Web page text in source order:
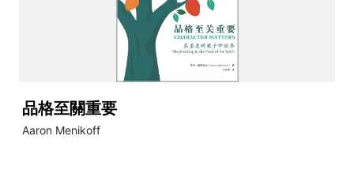
品格至關重要
Aaron Menikoff